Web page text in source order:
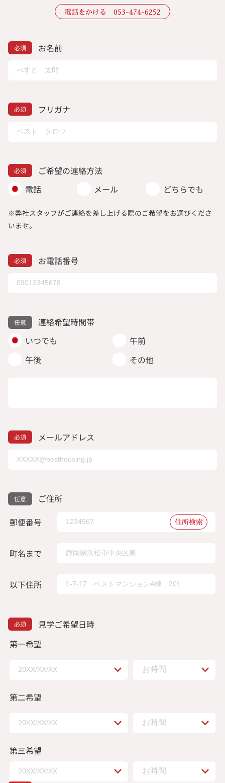
電話をかける 053-474-6252
お名前
フリガナ
ご希望の連絡方法
電話
メール どちらでも
※弊社スタッフがご連絡を差し上げる際のご希望をお選びくださ
いませ。
お電話番号
連絡希望時間帯
いつでも
午前
午後
その他
メールアドレス
ご住所
郵便番号
住所検索
町名まで
以下住所
見学ご希望日時
第一希望
第二希望
第三希望